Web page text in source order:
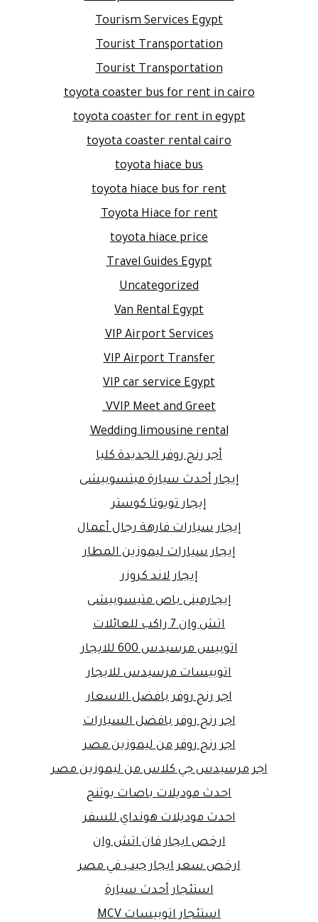
Tourism Services Egypt
Tourist Transportation
Tourist Transportation
toyota coaster bus for rent in cairo
toyota coaster for rent in egypt
toyota coaster rental cairo
toyota hiace bus
toyota hiace bus for rent
Toyota Hiace for rent
toyota hiace price
Travel Guides Egypt
Uncategorized
Van Rental Egypt
VIP Airport Services
VIP Airport Transfer
VIP car service Egypt
VVIP Meet and Greet.
Wedding limousine rental
أجر رنج روفر الجديدة كليا
إيجار أحدث سيارة ميتسوبيشى
إيجار تويوتا كوستر
إيجار سيارات فارهة رجال أعمال
إيجار سيارات ليموزين المطار
إيجار لاند كروزر
إيجارمينى باص متيسوبيشى
اتش وان 7 راكب للعائلات
اتوبيس مرسيدس 600 للايجار
اتوبيسات مرسيدس للايجار
اجر رنج روفر بافضل الاسعار
اجر رنج روفر بافضل السيارات
اجر رنج روفر من ليموزين مصر
اجر مرسيدس جي كلاس من ليموزين مصر
احدث موديلات باصات يوتنج
احدث موديلات هونداي للسفر
ارخص ايجار فان اتش وان
ارخص سعر ايجار جيب في مصر
استئجار أحدث سيارة
استئجار اتوبيسات MCV